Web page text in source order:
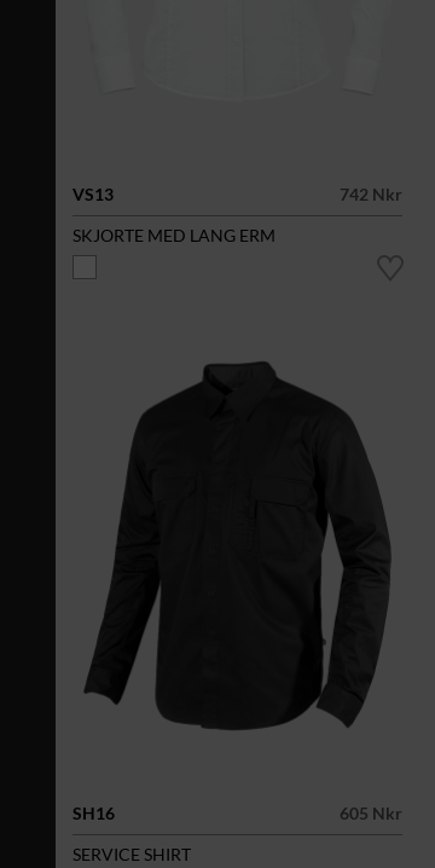
VS13
742 Nkr
SKJORTE MED LANG ERM
SH16
605 Nkr
SERVICE SHIRT